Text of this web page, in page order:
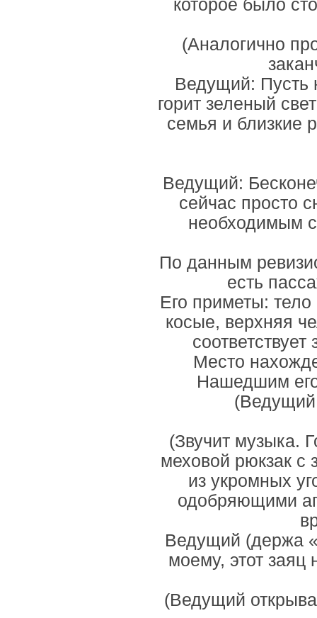
которое было
(Аналогично
Ведущий: Пусть
горит зеленый
семья и близкие
Ведущий:
сейчас просто
необходимым
По данным
есть
Его приметы:
косые, верхняя
Место
Нашедшим
(Ведущий
(Звучит музыка.
меховой рюкзак с
из укромных
одобряющими
Ведущий (держа
моему, этот заяц
(Ведущий